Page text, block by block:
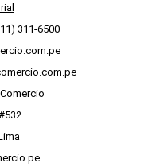
311-6500